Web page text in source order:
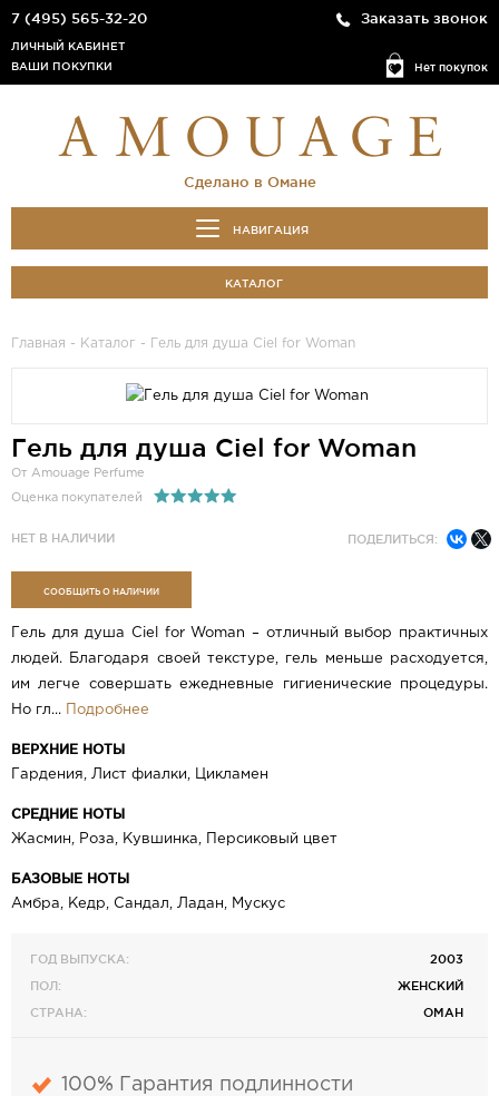
7 (495) 565-32-20 Заказать звонок
Нет покупок
ЛИЧНЫЙ КАБИНЕТ
ВАШИ ПОКУПКИ
Сделано в Омане
НАВИГАЦИЯ
КАТАЛОГ
Главная - Каталог - Гель для душа Ciel for Woman
Гель для душа Ciel for Woman
От Amouage Perfume
Оценка покупателей
НЕТ В НАЛИЧИИ
СООБЩИТЬ О НАЛИЧИИ
ПОДЕЛИТЬСЯ:
Гель для душа Ciel for Woman – отличный выбор практичных
людей. Благодаря своей текстуре, гель меньше расходуется,
им легче совершать ежедневные гигиенические процедуры.
Но гл... Подробнее
ВЕРХНИЕ НОТЫ
Гардения, Лист фиалки, Цикламен
СРЕДНИЕ НОТЫ
Жасмин, Роза, Кувшинка, Персиковый цвет
БАЗОВЫЕ НОТЫ
Амбра, Кедр, Сандал, Ладан, Мускус
ГОД ВЫПУСКА:
2003
ПОЛ:
ЖЕНСКИЙ
СТРАНА:
ОМАН
100% Гарантия подлинности